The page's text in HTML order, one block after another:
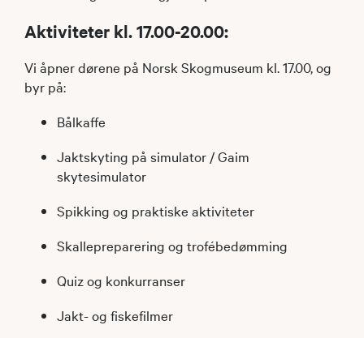
Aktiviteter kl. 17.00-20.00:
Vi åpner dørene på Norsk Skogmuseum kl. 17.00, og
byr på:
Bålkaffe
Jaktskyting på simulator / Gaim
skytesimulator
Spikking og praktiske aktiviteter
Skallepreparering og trofébedømming
Quiz og konkurranser
Jakt- og fiskefilmer